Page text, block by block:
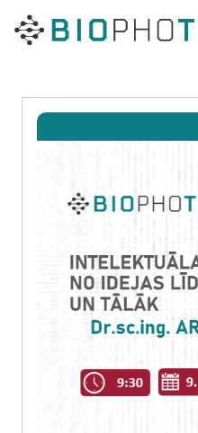
Pāriet